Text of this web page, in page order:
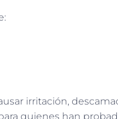
irritación,
quienes han